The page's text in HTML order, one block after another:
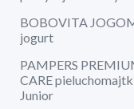
BOBOVITA
jogurt
PAMPERS
CARE
Junior